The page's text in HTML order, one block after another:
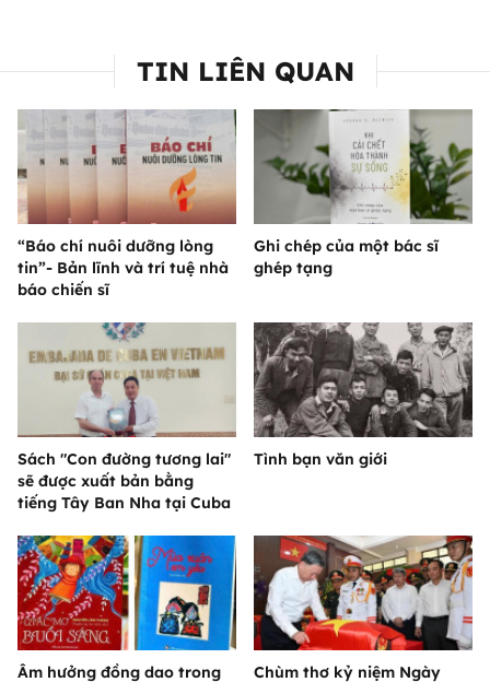
TIN LIÊN QUAN
“Báo chí nuôi dưỡng lòng
tin”- Bản lĩnh và trí tuệ nhà
báo chiến sĩ
Ghi chép của một bác sĩ
ghép tạng
Sách "Con đường tương lai"
sẽ được xuất bản bằng
tiếng Tây Ban Nha tại Cuba
Tình bạn văn giới
Âm hưởng đồng dao trong
Chùm thơ kỷ niệm Ngày